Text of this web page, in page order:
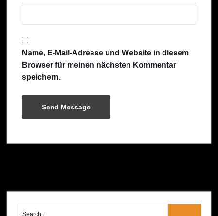
Name, E-Mail-Adresse und Website in diesem
Browser für meinen nächsten Kommentar
speichern.